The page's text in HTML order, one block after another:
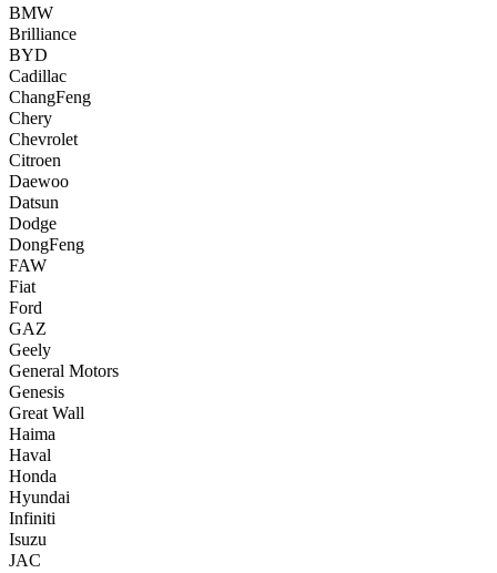
BMW
Brilliance
BYD
Cadillac
ChangFeng
Chery
Chevrolet
Citroen
Daewoo
Datsun
Dodge
DongFeng
FAW
Fiat
Ford
GAZ
Geely
General Motors
Genesis
Great Wall
Haima
Haval
Honda
Hyundai
Infiniti
Isuzu
JAC